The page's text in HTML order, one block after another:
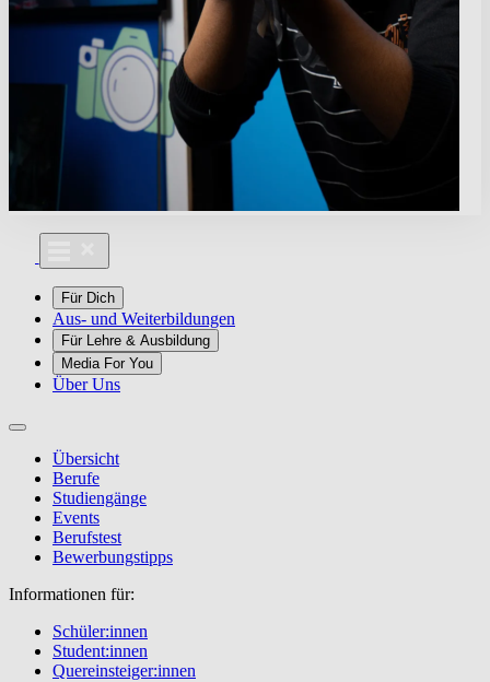
Für Dich
Aus- und Weiterbildungen
Für Lehre & Ausbildung
Media For You
Über Uns
Übersicht
Berufe
Studiengänge
Events
Berufstest
Bewerbungstipps
Informationen für:
Schüler:innen
Student:innen
Quereinsteiger:innen